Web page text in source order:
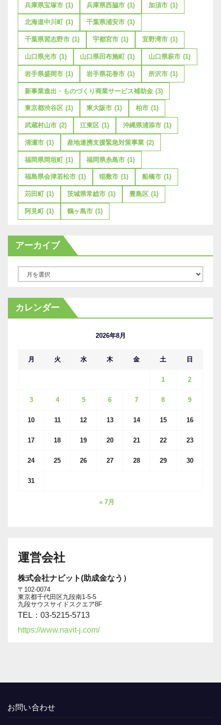
兵庫県宝塚市 (1) 兵庫県西脇市 (1) 加須市 (1)
北海道中川町 (1) 千葉県浦安市 (1)
千葉県習志野市 (1) 宇都宮市 (1) 宜野湾市 (1)
山口県光市 (1) 山口県田布施町 (1) 山口県萩市 (1)
岩手県盛岡市 (1) 岩手県花巻市 (1) 所沢市 (1)
新事業進出・ものづくり商業サービス補助金 (3)
東京都渋谷区 (1) 東大阪市 (1) 柏市 (1)
武蔵村山市 (2) 江東区 (1) 沖縄県浦添市 (1)
清瀬市 (1) 産地連携支援緊急対策事業 (2)
福岡県岡垣町 (1) 福岡県糸島市 (1)
福島県会津若松市 (1) 稲敷市 (1) 船橋市 (1)
苅田町 (1) 茨城県常総市 (1) 豊島区 (1)
阿見町 (1) 鶴ヶ島市 (1)
アーカイブ
カ
イ
カレンダー
2026年8月
月 火 水 木 金 土 日
1 2
3 4 5 6 7 8 9
10 11 12 13 14 15 16
17 18 19 20 21 22 23
24 25 26 27 28 29 30
31
« 7月
運営会社
株式会社ナビット(助成金なう）
〒102-0074
東京都千代田区九段南1-5-5
九段サウスサイドスクエア8F
TEL：03-5215-5713
https://www.navit-j.com/
お問い合わせ